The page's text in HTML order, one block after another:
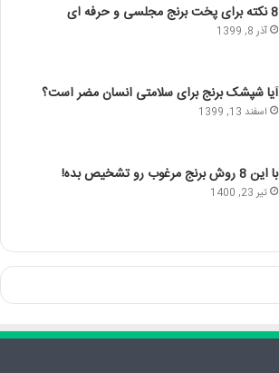
8 نکته برای پخت برنج مجلسی و حرفه ای
آذر 8, 1399
آیا شپشک برنج برای سلامتی انسان مضر است؟
اسفند 13, 1399
با این 8 روش برنج مرغوب رو تشخیص بده!
تیر 23, 1400